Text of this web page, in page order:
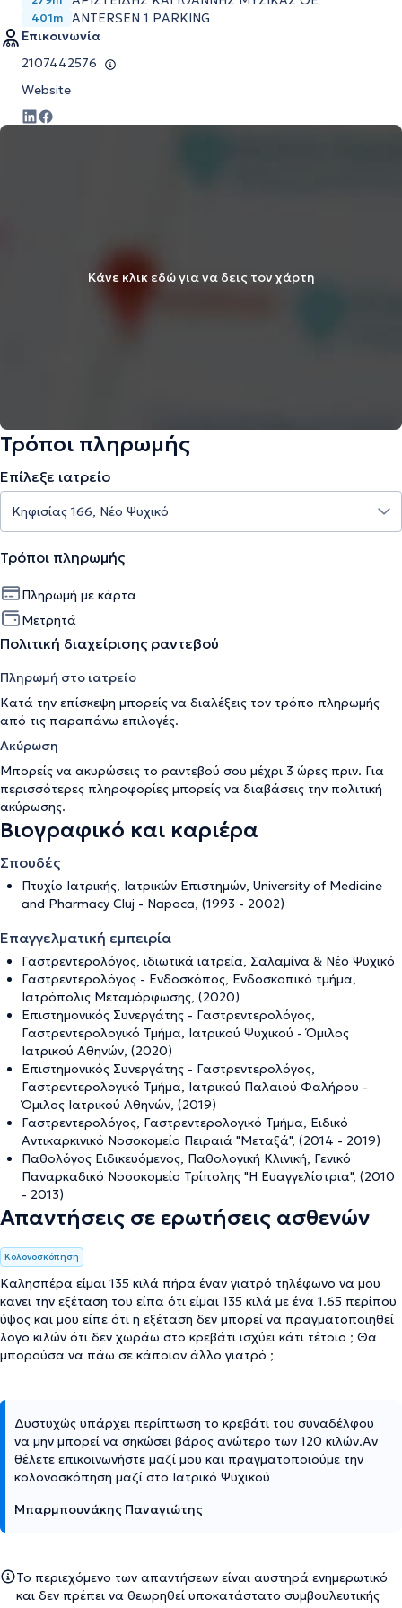
401m
ANTERSEN 1 PARKING
Επικοινωνία
2107442576
Website
Κάνε κλικ εδώ για να δεις τον χάρτη
Τρόποι πληρωμής
Επίλεξε ιατρείο
Τρόποι πληρωμής
Πληρωμή με κάρτα
Μετρητά
Πολιτική διαχείρισης ραντεβού
Πληρωμή στο ιατρείο
Κατά την επίσκεψη μπορείς να διαλέξεις τον τρόπο πληρωμής
από τις παραπάνω επιλογές.
Ακύρωση
Μπορείς να ακυρώσεις το ραντεβού σου μέχρι 3 ώρες πριν. Για
περισσότερες πληροφορίες μπορείς να διαβάσεις την πολιτική
ακύρωσης.
Βιογραφικό και καριέρα
Σπουδές
Πτυχίο Ιατρικής, Ιατρικών Επιστημών, University of Medicine
and Pharmacy Cluj - Napoca, (1993 - 2002)
Επαγγελματική εμπειρία
Γαστρεντερολόγος, ιδιωτικά ιατρεία, Σαλαμίνα & Νέο Ψυχικό
Γαστρεντερολόγος - Ενδοσκόπος, Ενδοσκοπικό τμήμα,
Ιατρόπολις Μεταμόρφωσης, (2020)
Επιστημονικός Συνεργάτης - Γαστρεντερολόγος,
Γαστρεντερολογικό Τμήμα, Ιατρικού Ψυχικού - Όμιλος
Ιατρικού Αθηνών, (2020)
Επιστημονικός Συνεργάτης - Γαστρεντερολόγος,
Γαστρεντερολογικό Τμήμα, Ιατρικού Παλαιού Φαλήρου -
Όμιλος Ιατρικού Αθηνών, (2019)
Γαστρεντερολόγος, Γαστρεντερολογικό Τμήμα, Ειδικό
Αντικαρκινικό Νοσοκομείο Πειραιά "Μεταξά", (2014 - 2019)
Παθολόγος Ειδικευόμενος, Παθολογική Κλινική, Γενικό
Παναρκαδικό Νοσοκομείο Τρίπολης "Η Ευαγγελίστρια", (2010
- 2013)
Απαντήσεις σε ερωτήσεις ασθενών
Κολονοσκόπηση
Καλησπέρα είμαι 135 κιλά πήρα έναν γιατρό τηλέφωνο να μου
κανει την εξέταση του είπα ότι είμαι 135 κιλά με ένα 1.65 περίπου
ύψος και μου είπε ότι η εξέταση δεν μπορεί να πραγματοποιηθεί
λογο κιλών ότι δεν χωράω στο κρεβάτι ισχύει κάτι τέτοιο ; Θα
μπορούσα να πάω σε κάποιον άλλο γιατρό ;
Δυστυχώς υπάρχει περίπτωση το κρεβάτι του συναδέλφου
να μην μπορεί να σηκώσει βάρος ανώτερο των 120 κιλών.Αν
θέλετε επικοινωνήστε μαζί μου και πραγματοποιούμε την
κολονοσκόπηση μαζί στο Ιατρικό Ψυχικού
Μπαρμπουνάκης Παναγιώτης
Το περιεχόμενο των απαντήσεων είναι αυστηρά ενημερωτικό
και δεν πρέπει να θεωρηθεί υποκατάστατο συμβουλευτικής